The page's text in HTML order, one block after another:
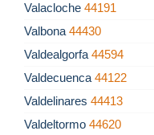
Valacloche 44191
Valbona 44430
Valdealgorfa 44594
Valdecuenca 44122
Valdelinares 44413
Valdeltormo 44620